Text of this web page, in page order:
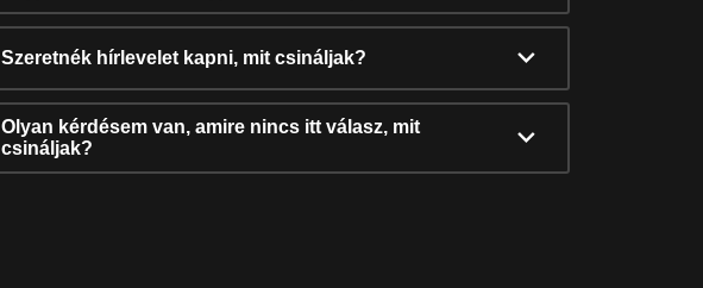
Szeretnék hírlevelet kapni, mit csináljak?
Olyan kérdésem van, amire nincs itt válasz, mit
csináljak?